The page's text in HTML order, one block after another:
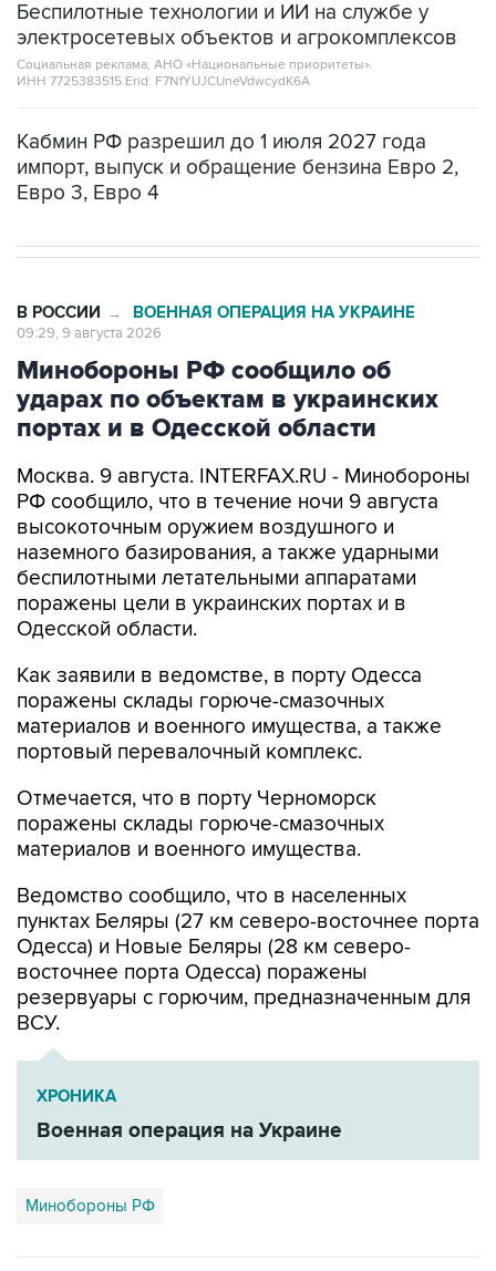
Беспилотные технологии и ИИ на службе у
электросетевых объектов и агрокомплексов
Социальная реклама, АНО «Национальные приоритеты».
ИНН 7725383515 Erid: F7NfYUJCUneVdwcydK6A
Кабмин РФ разрешил до 1 июля 2027 года
импорт, выпуск и обращение бензина Евро 2,
Евро 3, Евро 4
В РОССИИ → ВОЕННАЯ ОПЕРАЦИЯ НА УКРАИНЕ
09:29, 9 августа 2026
Минобороны РФ сообщило об
ударах по объектам в украинских
портах и в Одесской области
Москва. 9 августа. INTERFAX.RU - Минобороны
РФ сообщило, что в течение ночи 9 августа
высокоточным оружием воздушного и
наземного базирования, а также ударными
беспилотными летательными аппаратами
поражены цели в украинских портах и в
Одесской области.
Как заявили в ведомстве, в порту Одесса
поражены склады горюче-смазочных
материалов и военного имущества, а также
портовый перевалочный комплекс.
Отмечается, что в порту Черноморск
поражены склады горюче-смазочных
материалов и военного имущества.
Ведомство сообщило, что в населенных
пунктах Беляры (27 км северо-восточнее порта
Одесса) и Новые Беляры (28 км северо-
восточнее порта Одесса) поражены
резервуары с горючим, предназначенным для
ВСУ.
ХРОНИКА
Военная операция на Украине
Минобороны РФ